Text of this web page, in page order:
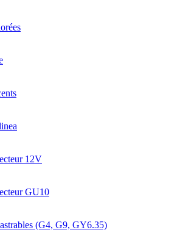
12V
GU10
(G4, G9, GY6.35)